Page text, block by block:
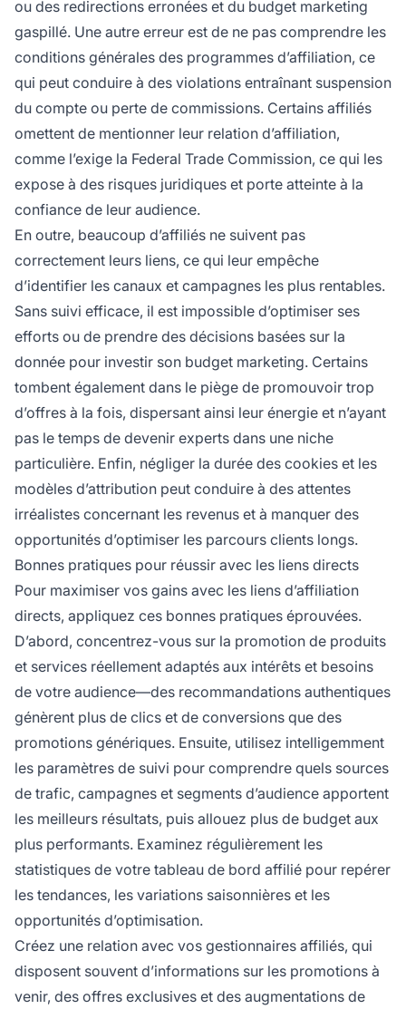
ou des redirections erronées et du budget marketing
gaspillé. Une autre erreur est de ne pas comprendre les
conditions générales des programmes d’affiliation, ce
qui peut conduire à des violations entraînant suspension
du compte ou perte de commissions. Certains affiliés
omettent de mentionner leur relation d’affiliation,
comme l’exige la Federal Trade Commission, ce qui les
expose à des risques juridiques et porte atteinte à la
confiance de leur audience.
En outre, beaucoup d’affiliés ne suivent pas
correctement leurs liens, ce qui leur empêche
d’identifier les canaux et campagnes les plus rentables.
Sans suivi efficace, il est impossible d’optimiser ses
efforts ou de prendre des décisions basées sur la
donnée pour investir son budget marketing. Certains
tombent également dans le piège de promouvoir trop
d’offres à la fois, dispersant ainsi leur énergie et n’ayant
pas le temps de devenir experts dans une niche
particulière. Enfin, négliger la durée des cookies et les
modèles d’attribution peut conduire à des attentes
irréalistes concernant les revenus et à manquer des
opportunités d’optimiser les parcours clients longs.
Bonnes pratiques pour réussir avec les liens directs
Pour maximiser vos gains avec les liens d’affiliation
directs, appliquez ces bonnes pratiques éprouvées.
D’abord, concentrez-vous sur la promotion de produits
et services réellement adaptés aux intérêts et besoins
de votre audience—des recommandations authentiques
génèrent plus de clics et de conversions que des
promotions génériques. Ensuite, utilisez intelligemment
les paramètres de suivi pour comprendre quels sources
de trafic, campagnes et segments d’audience apportent
les meilleurs résultats, puis allouez plus de budget aux
plus performants. Examinez régulièrement les
statistiques de votre tableau de bord affilié pour repérer
les tendances, les variations saisonnières et les
opportunités d’optimisation.
Créez une relation avec vos gestionnaires affiliés, qui
disposent souvent d’informations sur les promotions à
venir, des offres exclusives et des augmentations de